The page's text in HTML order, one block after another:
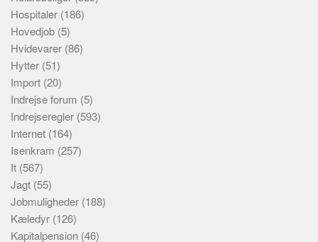
Hospitaler (186)
Hovedjob (5)
Hvidevarer (86)
Hytter (51)
Import (20)
Indrejse forum (5)
Indrejseregler (593)
Internet (164)
Isenkram (257)
It (567)
Jagt (55)
Jobmuligheder (188)
Kæledyr (126)
Kapitalpension (46)